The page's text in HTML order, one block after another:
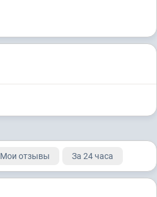
Мои отзывы За 24 часа